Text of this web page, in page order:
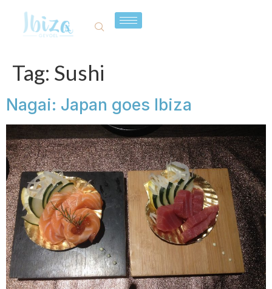
Tag: Sushi
Nagai: Japan goes Ibiza